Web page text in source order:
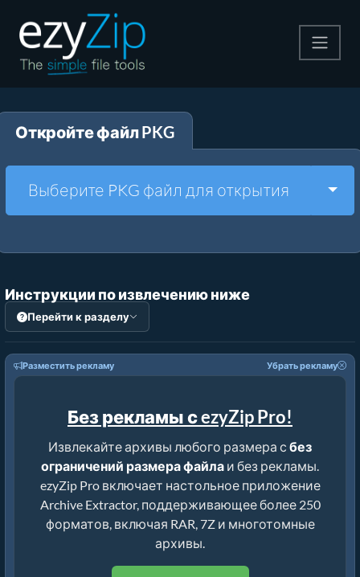
Pаспаковывайте
Другие инструменты
Откройте файл PKG
Выберите PKG файл для открытия
Инструкции по извлечению ниже
Перейти к разделу
Разместить рекламу Убрать рекламу
Без рекламы с ezyZip Pro!
Извлекайте архивы любого размера с без
ограничений размера файла и без рекламы.
ezyZip Pro включает настольное приложение
Archive Extractor, поддерживающее более 250
форматов, включая RAR, 7Z и многотомные
архивы.